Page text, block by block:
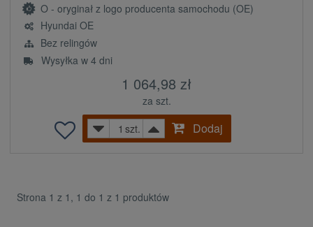
O - oryginał z logo producenta samochodu (OE)
Hyundai OE
Bez relingów
Wysyłka w 4 dni
1 064,98 zł
za szt.
szt.
Dodaj
Strona 1 z 1, 1 do 1 z 1 produktów